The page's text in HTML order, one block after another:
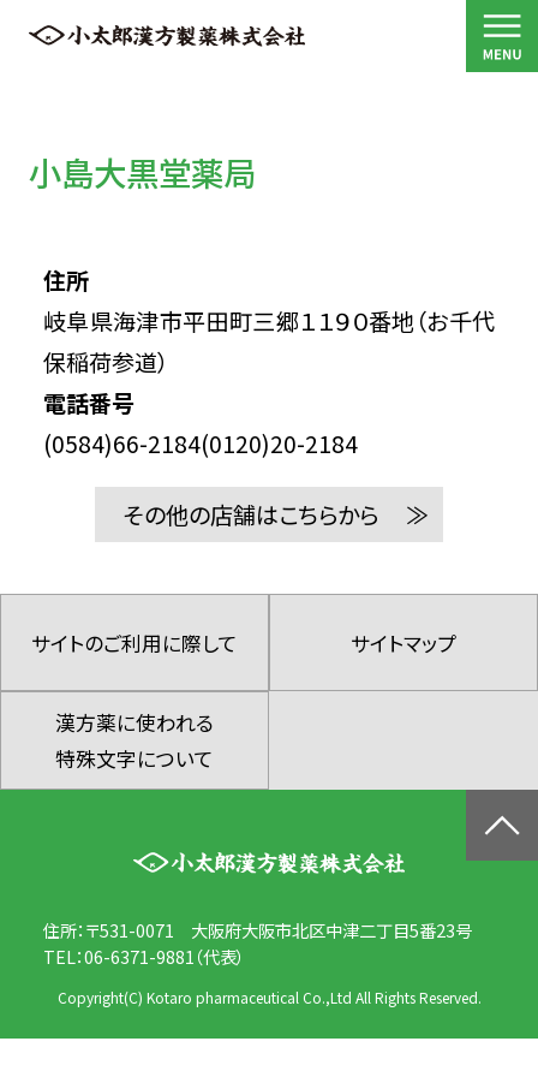
小島大黒堂薬局
住所
岐阜県海津市平田町三郷１１９０番地（お千代
保稲荷参道）
電話番号
(0584)66-2184(0120)20-2184
その他の店舗はこちらから
サイトのご利用に際して サイトマップ
漢方薬に使われる
特殊文字について
住所：〒531-0071 大阪府大阪市北区中津二丁目5番23号
TEL：06-6371-9881（代表）
Copyright(C) Kotaro pharmaceutical Co.,Ltd All Rights Reserved.